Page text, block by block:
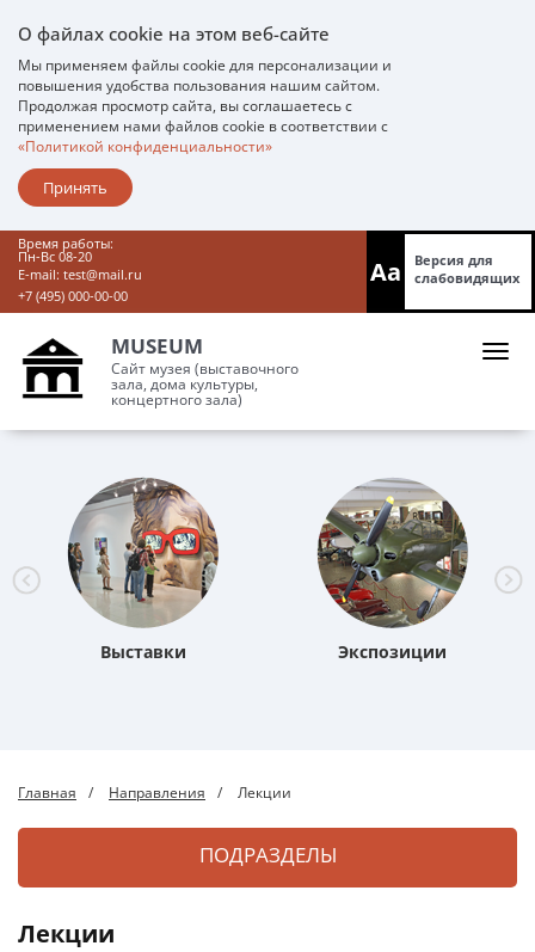
О файлах cookie на этом веб-сайте
Мы применяем файлы cookie для персонализации и
повышения удобства пользования нашим сайтом.
Продолжая просмотр сайта, вы соглашаетесь с
применением нами файлов cookie в соответствии с
«Политикой конфиденциальности»
Принять
Время работы:
Пн-Вс 08-20
E-mail: test@mail.ru
+7 (495) 000-00-00
Aa
Версия для
слабовидящих
MUSEUM
Сайт музея (выставочного
зала, дома культуры,
концертного зала)
Выставки Экспозиции
Главная Направления Лекции
ПОДРАЗДЕЛЫ
Лекции